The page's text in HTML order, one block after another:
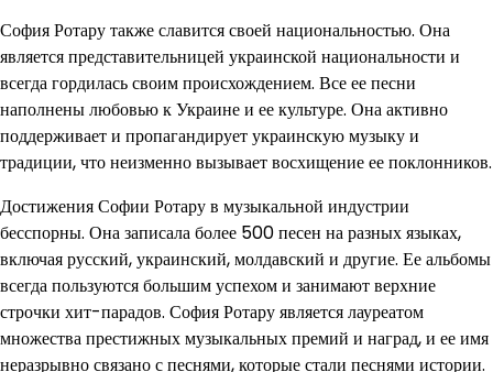
София Ротару также славится своей национальностью. Она
является представительницей украинской национальности и
всегда гордилась своим происхождением. Все ее песни
наполнены любовью к Украине и ее культуре. Она активно
поддерживает и пропагандирует украинскую музыку и
традиции, что неизменно вызывает восхищение ее поклонников.
Достижения Софии Ротару в музыкальной индустрии
бесспорны. Она записала более 500 песен на разных языках,
включая русский, украинский, молдавский и другие. Ее альбомы
всегда пользуются большим успехом и занимают верхние
строчки хит-парадов. София Ротару является лауреатом
множества престижных музыкальных премий и наград, и ее имя
неразрывно связано с песнями, которые стали песнями истории.